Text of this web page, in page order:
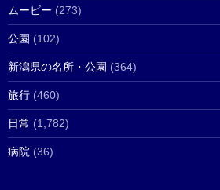
ムービー (273)
公園 (102)
新潟県の名所・公園 (364)
旅行 (460)
日常 (1,782)
病院 (36)